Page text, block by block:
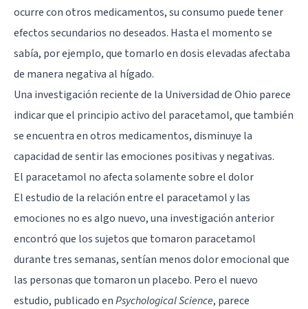
ocurre con otros medicamentos, su consumo puede tener
efectos secundarios no deseados. Hasta el momento se
sabía, por ejemplo, que tomarlo en dosis elevadas afectaba
de manera negativa al hígado.
Una investigación reciente de la Universidad de Ohio parece
indicar que el principio activo del paracetamol, que también
se encuentra en otros medicamentos, disminuye la
capacidad de sentir las emociones positivas y negativas.
El paracetamol no afecta solamente sobre el dolor
El estudio de la relación entre el paracetamol y las
emociones no es algo nuevo, una investigación anterior
encontró que los sujetos que tomaron paracetamol
durante tres semanas, sentían menos dolor emocional que
las personas que tomaron un placebo. Pero el nuevo
estudio, publicado enPsychological Science, parece